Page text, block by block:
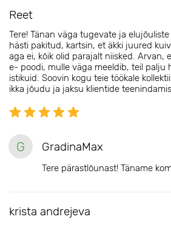
Reet
Tere! Tänan väga tugevate ja
hästi pakitud, kartsin, et äkki juured
aga ei, kõik olid parajalt niisked. Arvan,
e- poodi, mulle väga meeldib, teil palju
istikuid. Soovin kogu teie töökale
ikka jõudu ja jaksu klientide
G GradinaMax
Tere pärastlõunast! Täname
krista andrejeva